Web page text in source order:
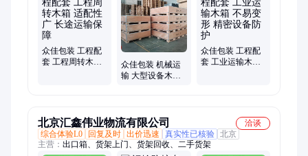
众佳包装 工程配
套 工程周转木箱
众佳包装 机械运
输 大型设备木箱
众佳包装 工程配
套 工业运输木箱
北京汇鑫伟业物流有限公司
洽谈
综合体验L0
回复及时 出价迅速 真实性已核验 北京
主营： 出口箱、货架上门、货架回收、二手货架